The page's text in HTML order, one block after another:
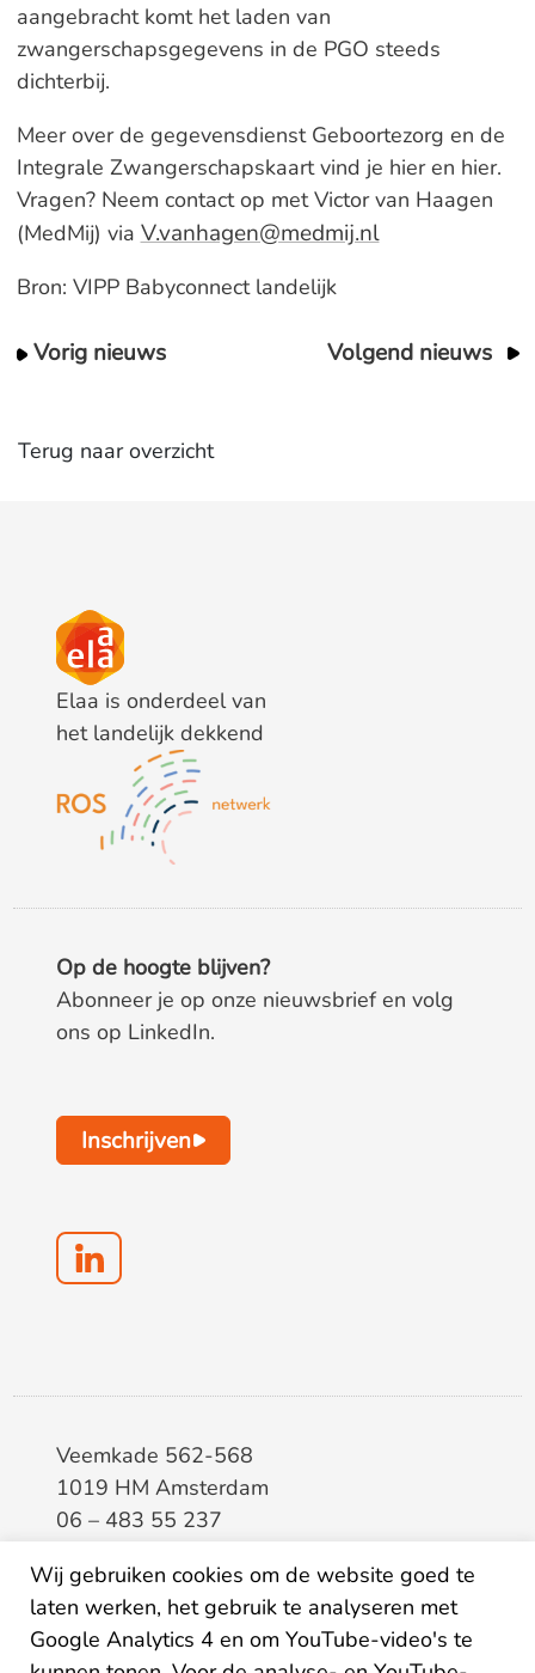
aangebracht komt het laden van
zwangerschapsgegevens in de PGO steeds
dichterbij.
Meer over de gegevensdienst Geboortezorg en de
Integrale Zwangerschapskaart vind je hier en hier.
Vragen? Neem contact op met Victor van Haagen
(MedMij) via V.vanhagen@medmij.nl
Bron: VIPP Babyconnect landelijk
Vorig nieuws Volgend nieuws
Terug naar overzicht
Elaa is onderdeel van
het landelijk dekkend
Op de hoogte blijven?
Abonneer je op onze nieuwsbrief en volg
ons op LinkedIn.
Inschrijven
Veemkade 562-568
1019 HM Amsterdam
06 – 483 55 237
BTW8133.20.343.B.01
KvK34207150
Wij gebruiken cookies om de website goed te
laten werken, het gebruik te analyseren met
Google Analytics 4 en om YouTube-video's te